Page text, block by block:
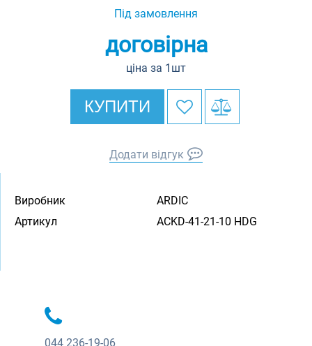
Під замовлення
договірна
ціна за 1шт
КУПИТИ
Додати відгук
Виробник
ARDIC
Артикул
ACKD-41-21-10 HDG
044 236-19-06